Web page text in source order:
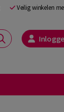
Veilig winkelen